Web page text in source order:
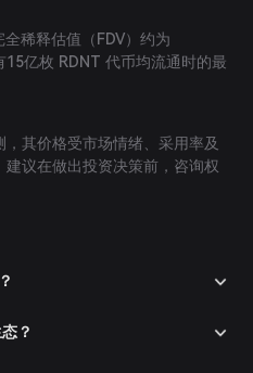
稀释估值（FDV）约为
亿枚 RDNT 代币均流通时的最
其价格受市场情绪、采用率及
议在做出投资决策前，咨询权
？